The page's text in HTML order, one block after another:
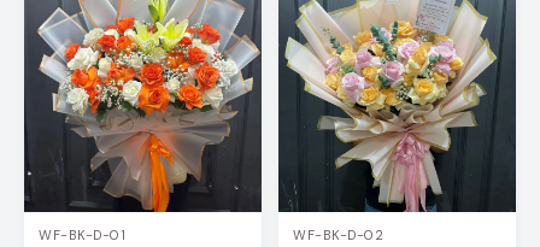
WF-BK-D-01 WF-BK-D-02